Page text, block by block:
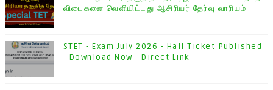
விடைகளை வெளியிட்டது ஆசிரியர் தேர்வு வாரியம்
STET - Exam July 2026 - Hall Ticket Published
- Download Now - Direct Link